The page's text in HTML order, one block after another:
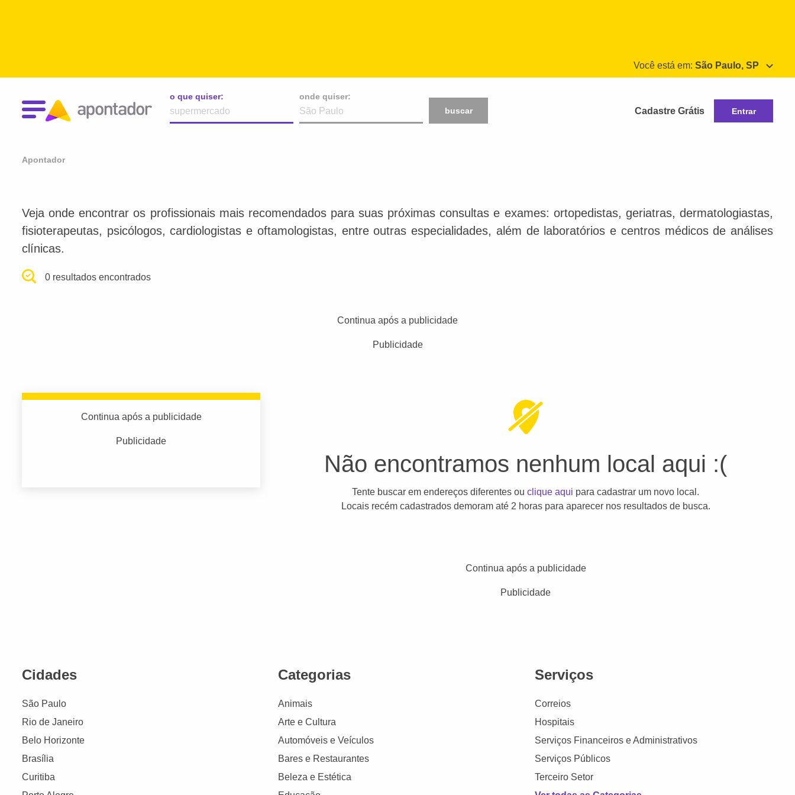
Você está em: São Paulo, SP
o que quiser:
onde quiser:
buscar
Cadastre Grátis Entrar
Apontador
Veja onde encontrar os profissionais mais recomendados para suas próximas consultas e exames: ortopedistas, geriatras, dermatologiastas,
fisioterapeutas, psicólogos, cardiologistas e oftamologistas, entre outras especialidades, além de laboratórios e centros médicos de análises
clínicas.
0 resultados encontrados
Continua após a publicidade
Publicidade
Continua após a publicidade
Publicidade
Não encontramos nenhum local aqui :(
Tente buscar em endereços diferentes ouclique aqui para cadastrar um novo local.
Locais recém cadastrados demoram até 2 horas para aparecer nos resultados de busca.
Continua após a publicidade
Publicidade
Cidades
São Paulo
Rio de Janeiro
Belo Horizonte
Brasília
Curitiba
Categorias
Animais
Arte e Cultura
Automóveis e Veículos
Bares e Restaurantes
Beleza e Estética
Serviços
Correios
Hospitais
Serviços Financeiros e Administrativos
Serviços Públicos
Terceiro Setor